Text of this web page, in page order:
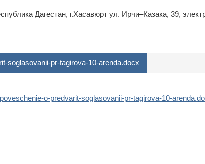
Дагестан, г.Хасавюрт ул. Ирчи–Казака, 39,
soglasovanii-pr-tagirova-10-arenda.docx
o-predvarit-soglasovanii-pr-tagirova-10-